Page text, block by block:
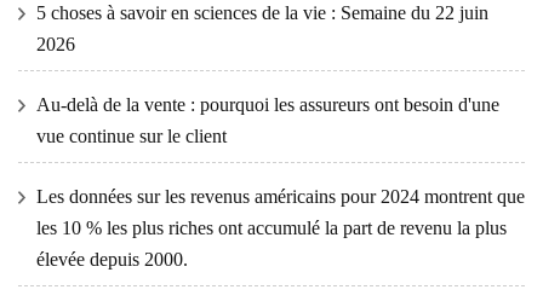
5 choses à savoir en sciences de la vie : Semaine du 22 juin
2026
Au-delà de la vente : pourquoi les assureurs ont besoin d'une
vue continue sur le client
Les données sur les revenus américains pour 2024 montrent que
les 10 % les plus riches ont accumulé la part de revenu la plus
élevée depuis 2000.